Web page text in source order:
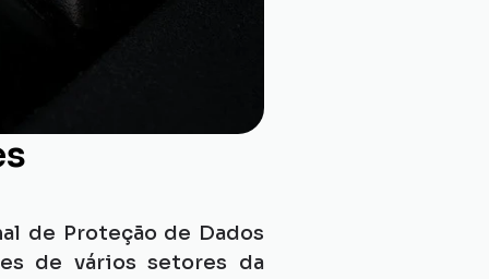
de Proteção de Dados
de vários setores da